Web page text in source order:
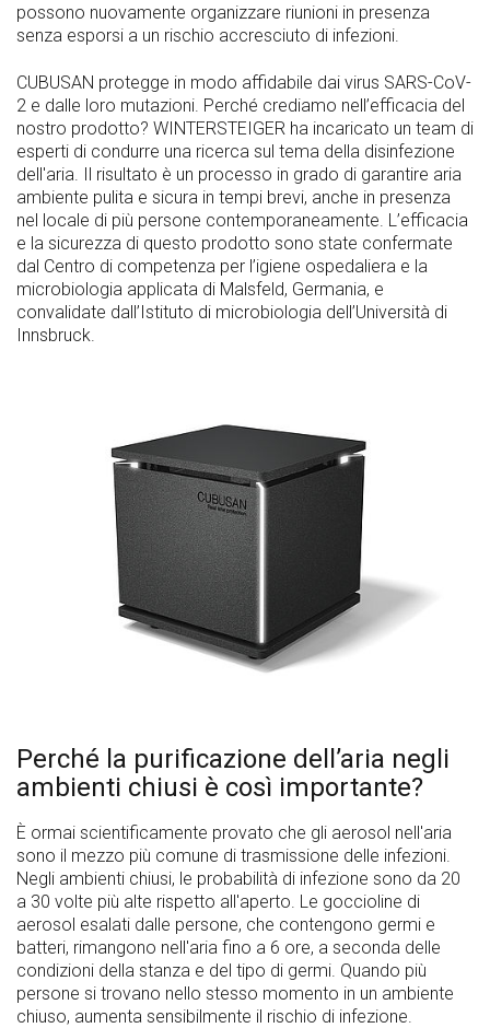
possono nuovamente organizzare riunioni in presenza
senza esporsi a un rischio accresciuto di infezioni.
CUBUSAN protegge in modo affidabile dai virus SARS-CoV-
2 e dalle loro mutazioni. Perché crediamo nell’efficacia del
nostro prodotto? WINTERSTEIGER ha incaricato un team di
esperti di condurre una ricerca sul tema della disinfezione
dell'aria. Il risultato è un processo in grado di garantire aria
ambiente pulita e sicura in tempi brevi, anche in presenza
nel locale di più persone contemporaneamente. L’efficacia
e la sicurezza di questo prodotto sono state confermate
dal Centro di competenza per l’igiene ospedaliera e la
microbiologia applicata di Malsfeld, Germania, e
convalidate dall’Istituto di microbiologia dell’Università di
Innsbruck.
Perché la purificazione dell’aria negli
ambienti chiusi è così importante?
È ormai scientificamente provato che gli aerosol nell'aria
sono il mezzo più comune di trasmissione delle infezioni.
Negli ambienti chiusi, le probabilità di infezione sono da 20
a 30 volte più alte rispetto all'aperto. Le goccioline di
aerosol esalati dalle persone, che contengono germi e
batteri, rimangono nell'aria fino a 6 ore, a seconda delle
condizioni della stanza e del tipo di germi. Quando più
persone si trovano nello stesso momento in un ambiente
chiuso, aumenta sensibilmente il rischio di infezione.